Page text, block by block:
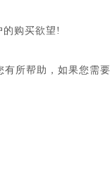
的购买欲望!
所帮助，如果您需